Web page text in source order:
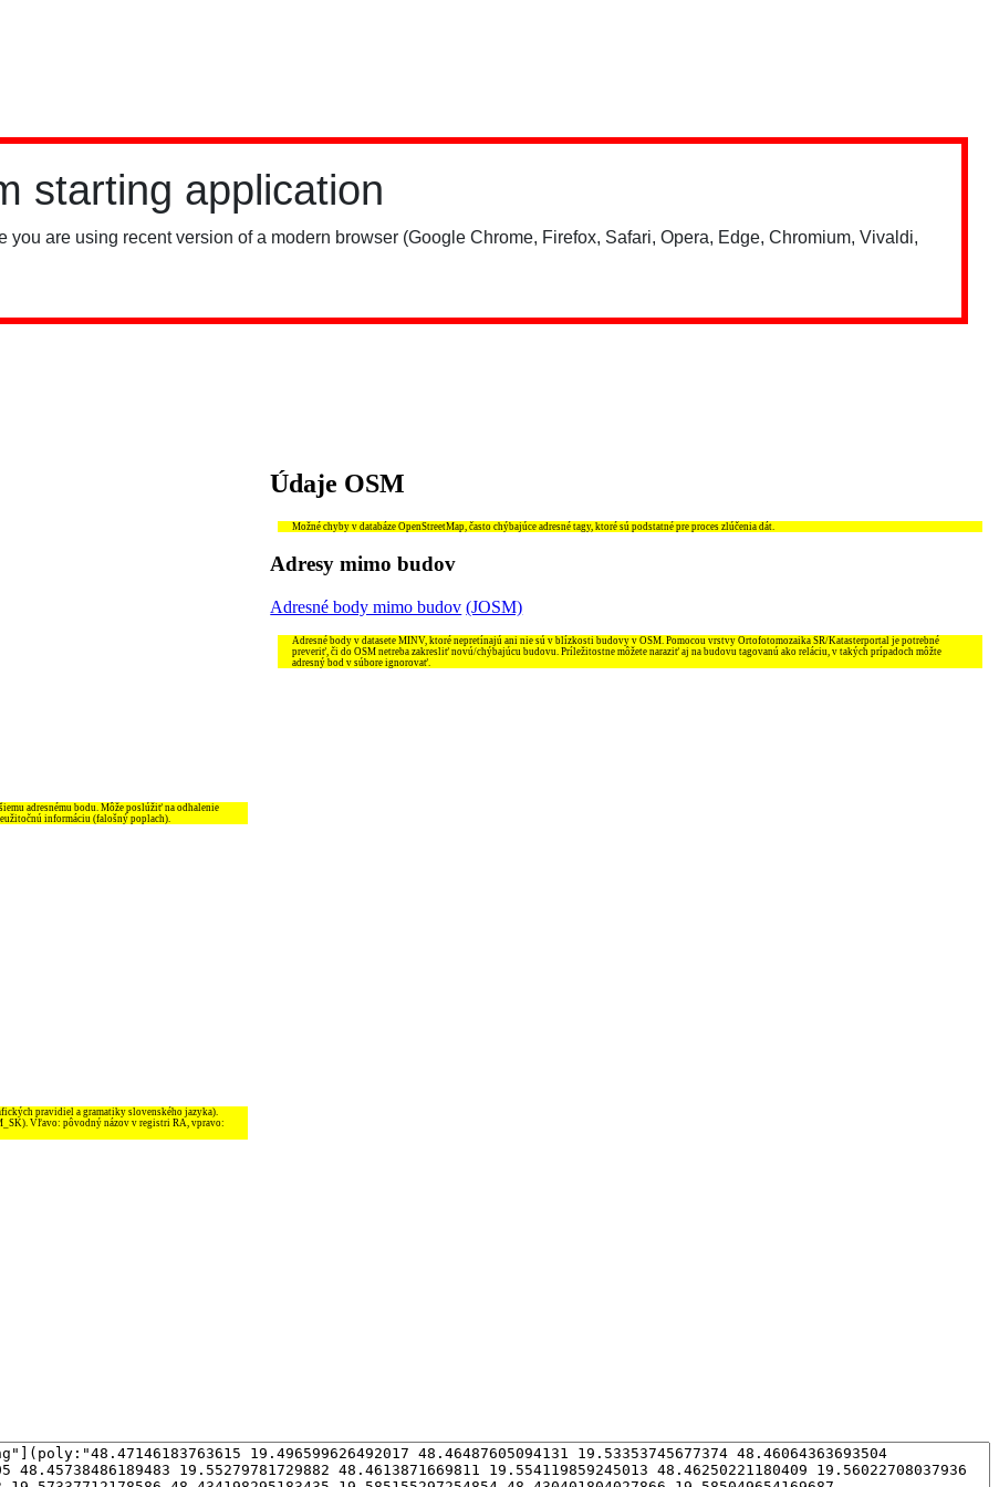
adresnému bodu. Môže poslúžiť na odhalenie
informáciu (falošný poplach).
pravidiel a gramatiky slovenského jazyka).
Vľavo: pôvodný názov v registri RA, vpravo:
Údaje OSM
Možné chyby v databáze OpenStreetMap, často chýbajúce adresné tagy, ktoré sú podstatné pre proces zlúčenia dát.
Adresy mimo budov
Adresné body mimo budov (JOSM)
Adresné body v datasete MINV, ktoré nepretínajú ani nie sú v blízkosti budovy v OSM. Pomocou vrstvy Ortofotomozaika SR/Katasterportal je potrebné
preveriť, či do OSM netreba zakresliť novú/chýbajúcu budovu. Príležitostne môžete naraziť aj na budovu tagovanú ako reláciu, v takých prípadoch môžte
adresný bod v súbore ignorovať.